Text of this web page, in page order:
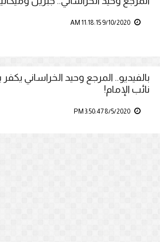
بالفيديو.. المرجع وحيد الخراساني
نائب الإمام!